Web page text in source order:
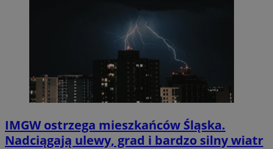
IMGW ostrzega mieszkańców Śląska.
Nadciągają ulewy, grad i bardzo silny wiatr